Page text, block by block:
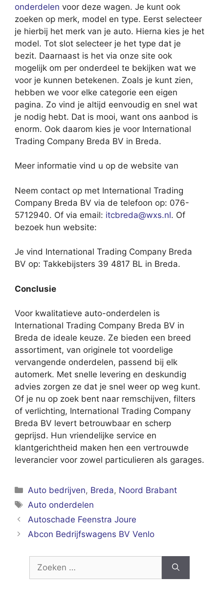
onderdelen voor deze wagen. Je kunt ook
zoeken op merk, model en type. Eerst selecteer
je hierbij het merk van je auto. Hierna kies je het
model. Tot slot selecteer je het type dat je
bezit. Daarnaast is het via onze site ook
mogelijk om per onderdeel te bekijken wat we
voor je kunnen betekenen. Zoals je kunt zien,
hebben we voor elke categorie een eigen
pagina. Zo vind je altijd eenvoudig en snel wat
je nodig hebt. Dat is mooi, want ons aanbod is
enorm. Ook daarom kies je voor International
Trading Company Breda BV in Breda.
Meer informatie vind u op de website van
Neem contact op met International Trading
Company Breda BV via de telefoon op: 076-
5712940. Of via email: itcbreda@wxs.nl. Of
bezoek hun website:
Je vind International Trading Company Breda
BV op: Takkebijsters 39 4817 BL in Breda.
Conclusie
Voor kwalitatieve auto-onderdelen is
International Trading Company Breda BV in
Breda de ideale keuze. Ze bieden een breed
assortiment, van originele tot voordelige
vervangende onderdelen, passend bij elk
automerk. Met snelle levering en deskundig
advies zorgen ze dat je snel weer op weg kunt.
Of je nu op zoek bent naar remschijven, filters
of verlichting, International Trading Company
Breda BV levert betrouwbaar en scherp
geprijsd. Hun vriendelijke service en
klantgerichtheid maken hen een vertrouwde
leverancier voor zowel particulieren als garages.
Categorieën
Auto bedrijven, Breda, Noord Brabant
Tags
Auto onderdelen
Autoschade Feenstra Joure
Abcon Bedrijfswagens BV Venlo
Zoek